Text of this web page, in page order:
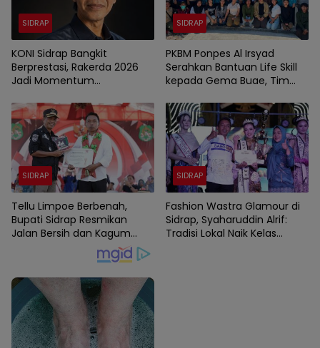
SIDRAP
KONI Sidrap Bangkit
Berprestasi, Rakerda 2026
Jadi Momentum
SIDRAP
PKBM Ponpes Al Irsyad
Serahkan Bantuan Life Skill
kepada Gema Buae, Tim
Berikan Coaching.
SIDRAP
Tellu Limpoe Berbenah,
Bupati Sidrap Resmikan
Jalan Bersih dan Kagum
SIDRAP
Fashion Wastra Glamour di
Sidrap, Syaharuddin Alrif:
Tradisi Lokal Naik Kelas